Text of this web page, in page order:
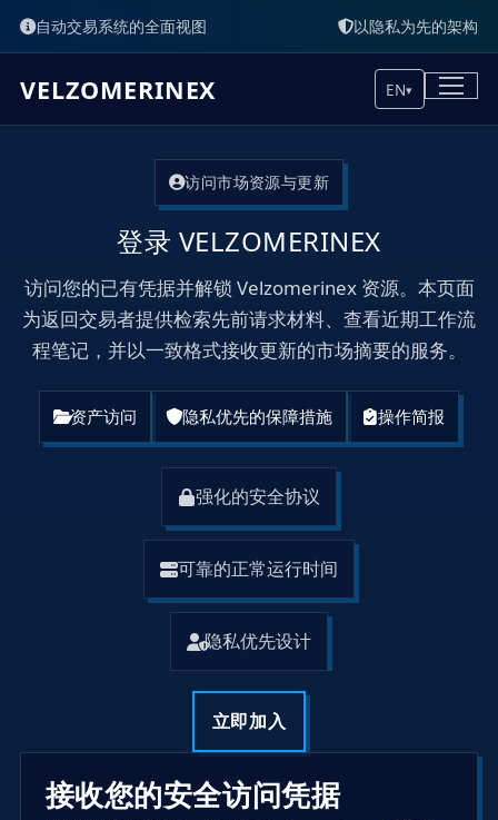
自动交易系统的全面视图 以隐私为先的架构
VELZOMERINEX EN▾
访问市场资源与更新
登录 VELZOMERINEX
访问您的已有凭据并解锁 Velzomerinex 资源。本页面
为返回交易者提供检索先前请求材料、查看近期工作流
程笔记，并以一致格式接收更新的市场摘要的服务。
资产访问 隐私优先的保障措施 操作简报
强化的安全协议
可靠的正常运行时间
隐私优先设计
立即加入
接收您的安全访问凭据